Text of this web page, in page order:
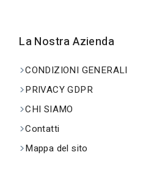
La Nostra Azienda
CONDIZIONI GENERALI
PRIVACY GDPR
CHI SIAMO
Contatti
Mappa del sito